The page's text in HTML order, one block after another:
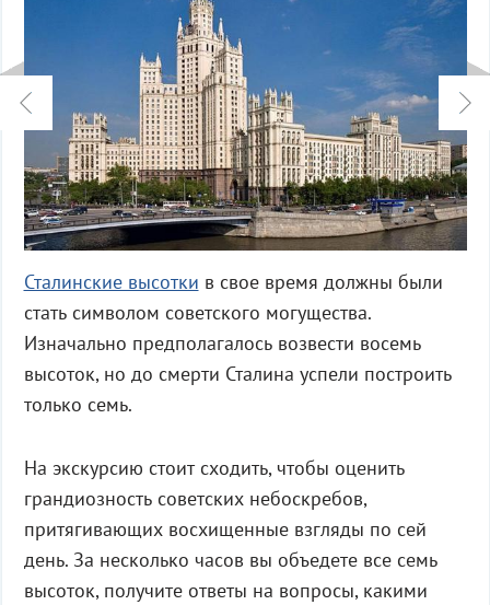
Сталинские высотки в свое время должны были
стать символом советского могущества.
Изначально предполагалось возвести восемь
высоток, но до смерти Сталина успели построить
только семь.
На экскурсию стоит сходить, чтобы оценить
грандиозность советских небоскребов,
притягивающих восхищенные взгляды по сей
день. За несколько часов вы объедете все семь
высоток, получите ответы на вопросы, какими